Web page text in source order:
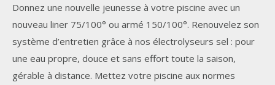
Donnez une nouvelle jeunesse à votre piscine avec un
nouveau liner 75/100° ou armé 150/100°. Renouvelez son
système d’entretien grâce à nos électrolyseurs sel : pour
une eau propre, douce et sans effort toute la saison,
gérable à distance. Mettez votre piscine aux normes